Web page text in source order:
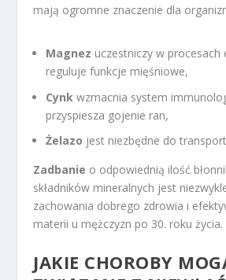
mają ogromne znaczenie dla
Magnez uczestniczy w procesach
reguluje funkcje mięśniowe,
Cynk wzmacnia system
przyspiesza gojenie ran,
Żelazo jest niezbędne do
Zadbanie o odpowiednią ilość
składników mineralnych jest
zachowania dobrego zdrowia i
materii u mężczyzn po 30. roku życia.
JAKIE CHOROBY